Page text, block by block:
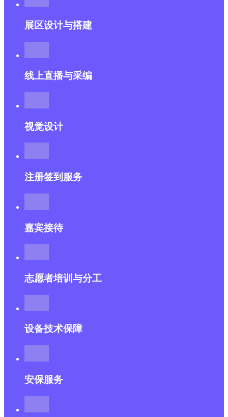
展区设计与搭建
线上直播与采编
视觉设计
注册签到服务
嘉宾接待
志愿者培训与分工
设备技术保障
安保服务